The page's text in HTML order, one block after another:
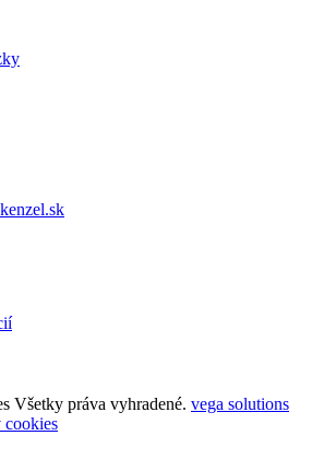
Všetky práva vyhradené. vega solutions
cookies